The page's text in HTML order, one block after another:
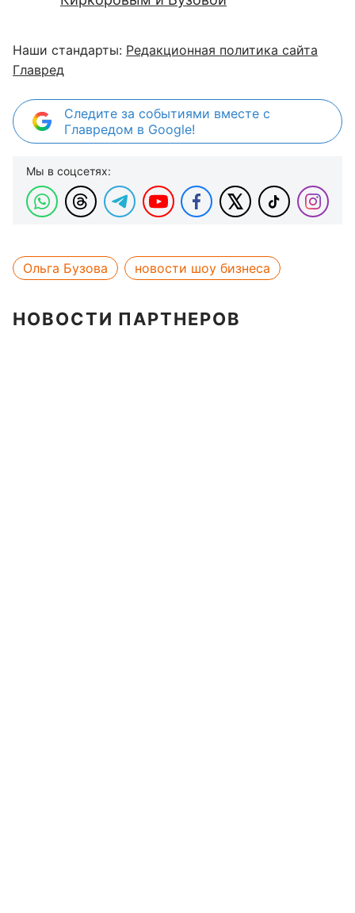
Наши стандарты: Редакционная политика сайта
Главред
Следите за событиями вместе с
Главредом в Google!
Мы в соцсетях:
Ольга Бузова новости шоу бизнеса
НОВОСТИ ПАРТНЕРОВ